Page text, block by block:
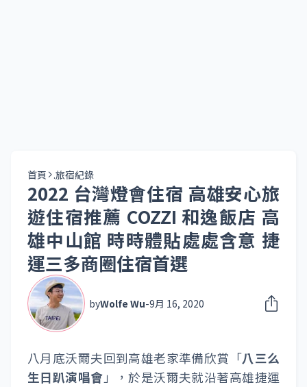
首頁 .旅宿紀錄
2022 台灣燈會住宿 高雄安心旅
遊住宿推薦 COZZI 和逸飯店 高
雄中山館 時時體貼處處含意 捷
運三多商圈住宿首選
byWolfe Wu-9月 16, 2020
八月底沃爾夫回到高雄老家準備欣賞「八三么
生日趴演唱會」，於是沃爾夫就沿著高雄捷運